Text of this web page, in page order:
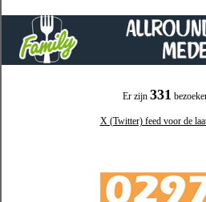
Er zijn 331
X (Twitter) feed voor de